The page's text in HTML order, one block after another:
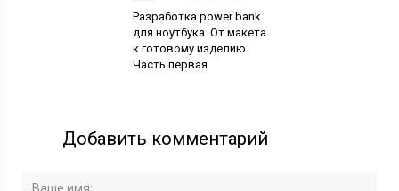
Разработка power bank
для ноутбука. От макета
к готовому изделию.
Часть первая
Добавить комментарий